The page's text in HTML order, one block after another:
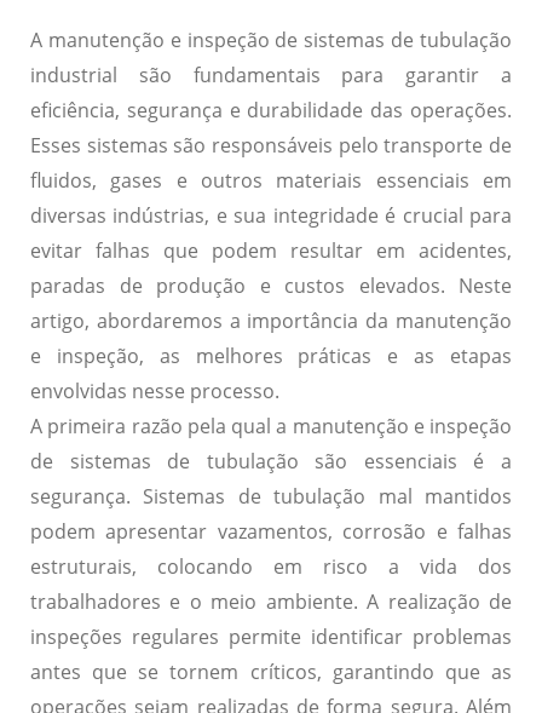
A manutenção e inspeção de sistemas de tubulação
industrial são fundamentais para garantir a
eficiência, segurança e durabilidade das operações.
Esses sistemas são responsáveis pelo transporte de
fluidos, gases e outros materiais essenciais em
diversas indústrias, e sua integridade é crucial para
evitar falhas que podem resultar em acidentes,
paradas de produção e custos elevados. Neste
artigo, abordaremos a importância da manutenção
e inspeção, as melhores práticas e as etapas
envolvidas nesse processo.
A primeira razão pela qual a manutenção e inspeção
de sistemas de tubulação são essenciais é a
segurança. Sistemas de tubulação mal mantidos
podem apresentar vazamentos, corrosão e falhas
estruturais, colocando em risco a vida dos
trabalhadores e o meio ambiente. A realização de
inspeções regulares permite identificar problemas
antes que se tornem críticos, garantindo que as
operações sejam realizadas de forma segura. Além